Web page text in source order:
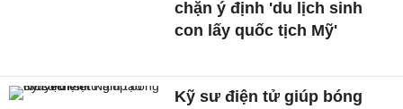
chặn ý định 'du lịch sinh
con lấy quốc tịch Mỹ'
Kỹ sư điện tử giúp bóng